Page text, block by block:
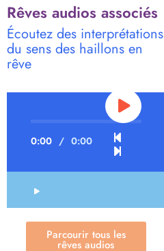
Rêves audios associés
Écoutez des interprétations
du sens des haillons en
rêve
0:00 / 0:00
Parcourir tous les
rêves audios